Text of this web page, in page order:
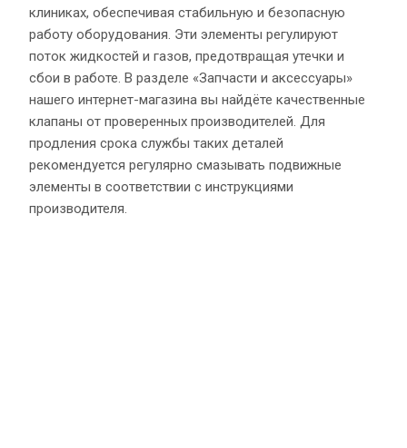
клиниках, обеспечивая стабильную и безопасную
работу оборудования. Эти элементы регулируют
поток жидкостей и газов, предотвращая утечки и
сбои в работе. В разделе «Запчасти и аксессуары»
нашего интернет-магазина вы найдёте качественные
клапаны от проверенных производителей. Для
продления срока службы таких деталей
рекомендуется регулярно смазывать подвижные
элементы в соответствии с инструкциями
производителя.